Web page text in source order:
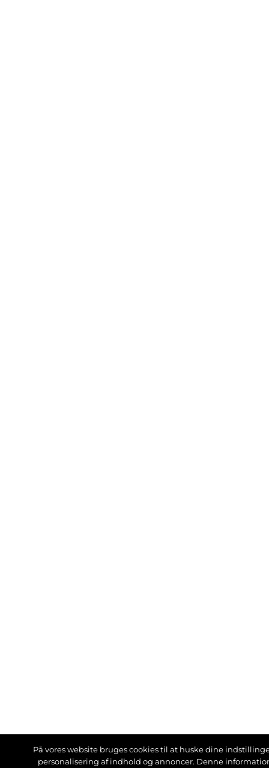
På vores website bruges cookies til at huske dine
personalisering af indhold og annoncer. Denne